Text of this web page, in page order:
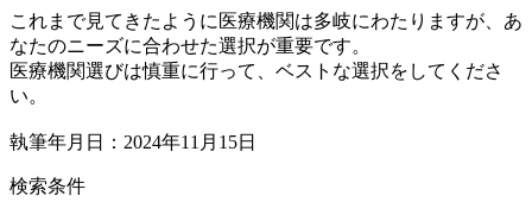
これまで見てきたように医療機関は多岐にわたりますが、あ
なたのニーズに合わせた選択が重要です。
医療機関選びは慎重に行って、ベストな選択をしてくださ
い。
執筆年月日：2024年11月15日
検索条件